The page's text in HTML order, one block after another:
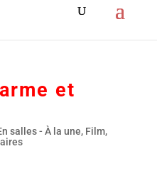
et
salles - À la une, Film,